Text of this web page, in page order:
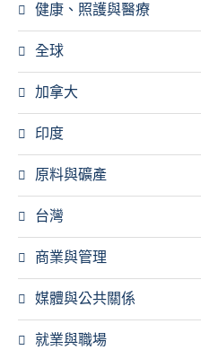
健康、照護與醫療
全球
加拿大
印度
原料與礦產
台灣
商業與管理
媒體與公共關係
就業與職場